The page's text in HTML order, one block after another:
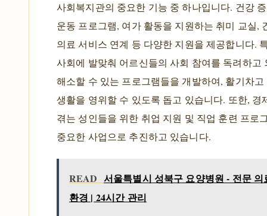
사회복지관의 중요한 기능 중 하나입니다. 건강
운동 프로그램, 여가 활동을 지원하는 취미 교실,
의료 서비스 연계 등 다양한 지원을 제공합니다.
사회에 발맞춰 어르신들의 사회 참여를 독려하고
해소할 수 있는 프로그램들을 개발하여, 활기차
생활을 영위할 수 있도록 돕고 있습니다. 또한, 경
겪는 성인들을 위한 취업 지원 및 직업 훈련 프로
중요한 사업으로 추진하고 있습니다.
READ 서울특별시 성북구 요양병원 - 전문 의
환경 | 24시간 관리